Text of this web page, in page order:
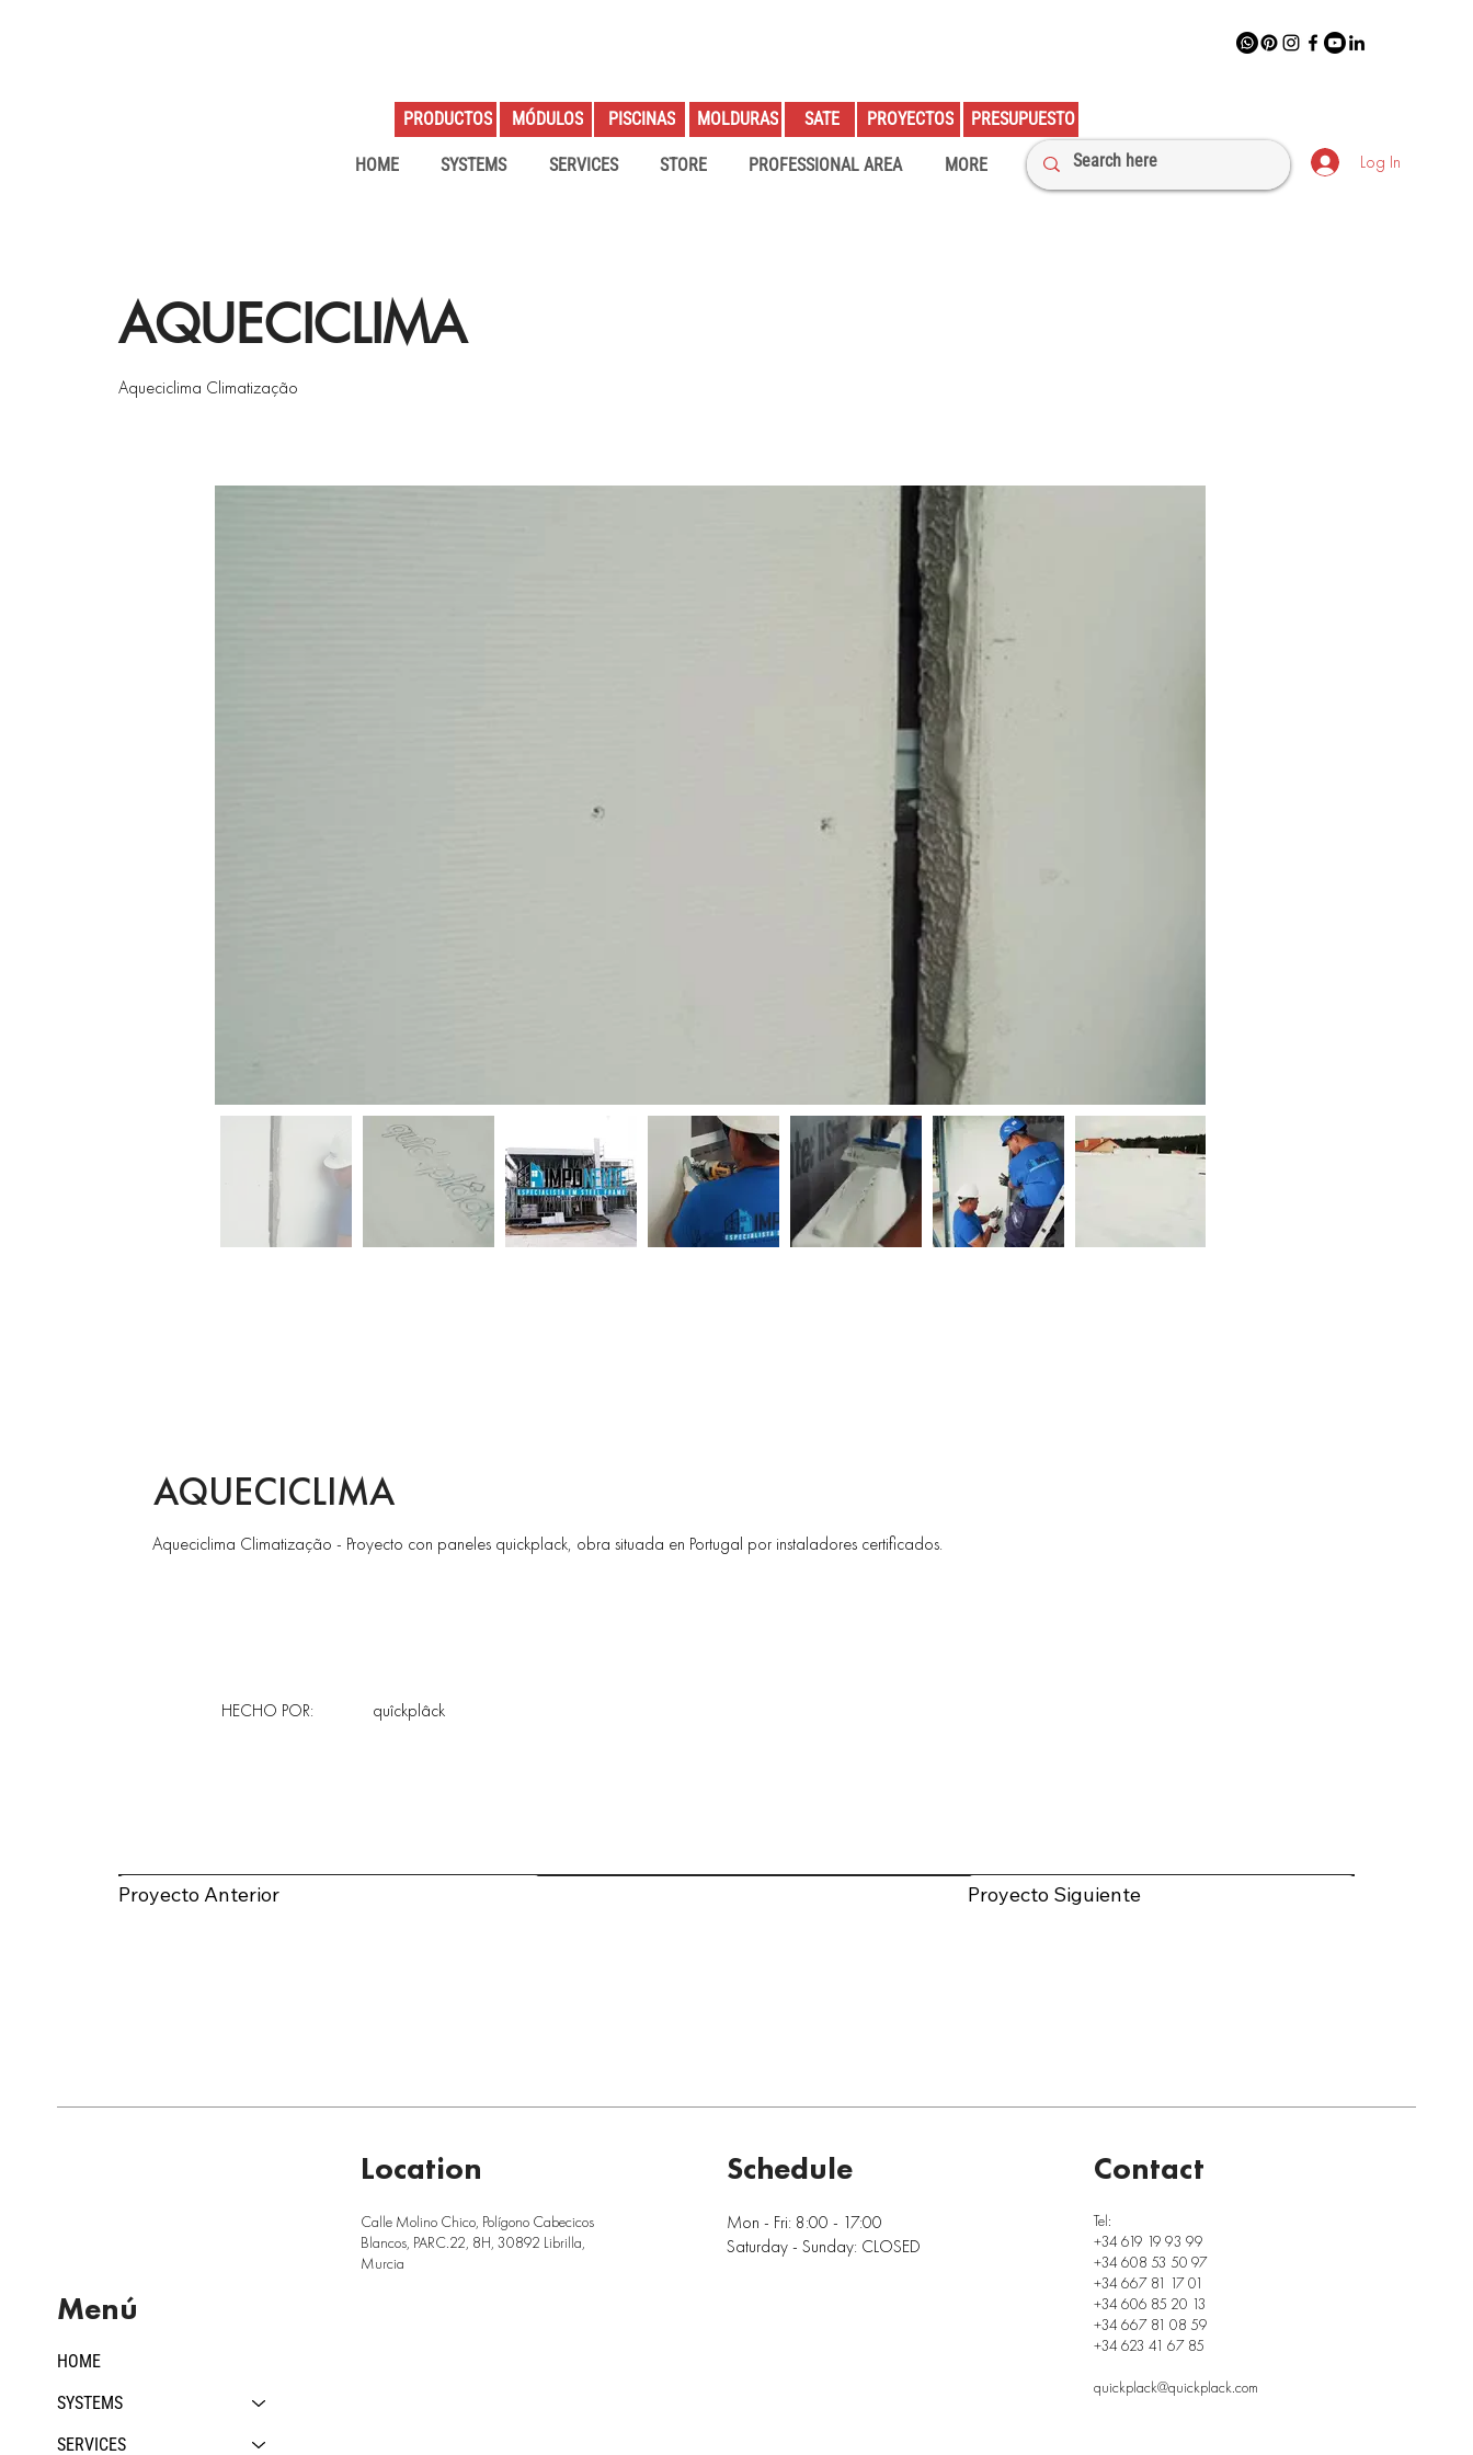
HOME SYSTEMS SERVICES STORE PROFESSIONAL AREA MORE
PRODUCTOS MÓDULOS PISCINAS MOLDURAS SATE PRESUPUESTO
PROYECTOS
Log In
AQUECICLIMA
Aqueciclima Climatização
Proyecto Siguiente
Proyecto Anterior
quîckplâck
HECHO POR:
AQUECICLIMA
Aqueciclima Climatização - Proyecto con paneles quickplack, obra situada en Portugal por instaladores certificados.
HOME
SYSTEMS
SERVICES
Menú
Location
Calle Molino Chico, Polígono Cabecicos
Blancos, PARC.22, 8H, 30892 Librilla,
Murcia
Mon - Fri: 8:00 - 17:00
Saturday - Sunday: CLOSED
Schedule
Tel:
+34 619 19 93 99
+34 608 53 50 97
+34 667 81 17 01
+34 606 85 20 13
+34 667 81 08 59
+34 623 41 67 85
quickplack@quickplack.com
Contact